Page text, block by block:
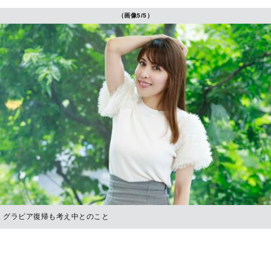
（画像5/5）
グラビア復帰も考え中とのこと